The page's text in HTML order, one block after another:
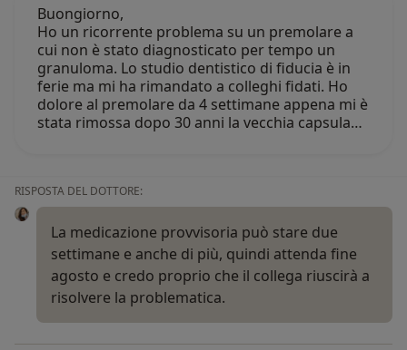
Buongiorno,
Ho un ricorrente problema su un premolare a
cui non è stato diagnosticato per tempo un
granuloma. Lo studio dentistico di fiducia è in
ferie ma mi ha rimandato a colleghi fidati. Ho
dolore al premolare da 4 settimane appena mi è
stata rimossa dopo 30 anni la vecchia capsula…
RISPOSTA DEL DOTTORE:
La medicazione provvisoria può stare due
settimane e anche di più, quindi attenda fine
agosto e credo proprio che il collega riuscirà a
risolvere la problematica.